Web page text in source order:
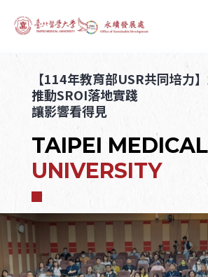
【114年教育部USR共同培力
推動SROI落地實踐
讓影響看得見
TAIPEI MEDICAL
UNIVERSITY